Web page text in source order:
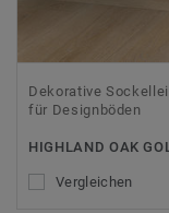
Dekorative
für Designböden
HIGHLAND OAK
Vergleichen